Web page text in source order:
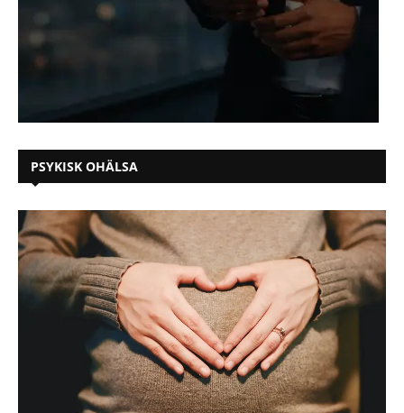
PSYKISK OHÄLSA